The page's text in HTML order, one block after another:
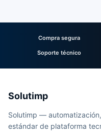
Compra segura
Soporte técnico
Solutimp
Solutimp —
estándar de plataforma